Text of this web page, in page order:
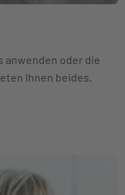
anwenden oder die
Ihnen beides.